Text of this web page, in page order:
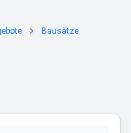
Bausätze